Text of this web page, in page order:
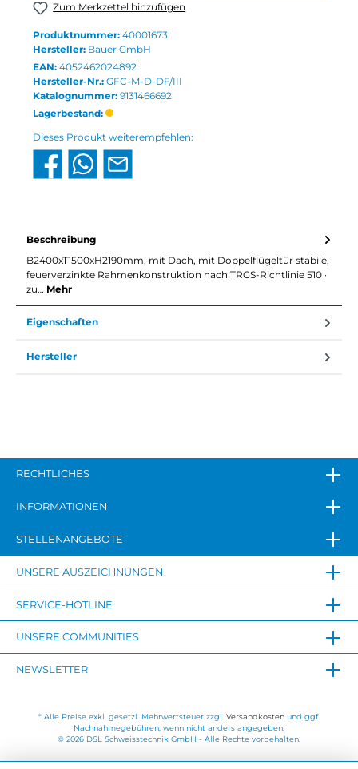
Zum Merkzettel hinzufügen
Produktnummer: 40001673
Hersteller: Bauer GmbH
EAN: 4052462024892
Hersteller-Nr.: GFC-M-D-DF/III
Katalognummer: 9131466692
Lagerbestand:
Dieses Produkt weiterempfehlen:
Beschreibung
B2400xT1500xH2190mm, mit Dach, mit Doppelflügeltür stabile,
feuerverzinkte Rahmenkonstruktion nach TRGS-Richtlinie 510 ·
zu… Mehr
Eigenschaften
Hersteller
RECHTLICHES
INFORMATIONEN
STELLENANGEBOTE
UNSERE AUSZEICHNUNGEN
SERVICE-HOTLINE
UNSERE COMMUNITIES
NEWSLETTER
* Alle Preise exkl. gesetzl. Mehrwertsteuer zzgl. Versandkosten und ggf.
Nachnahmegebühren, wenn nicht anders angegeben.
© 2026 DSL Schweisstechnik GmbH - Alle Rechte vorbehalten.